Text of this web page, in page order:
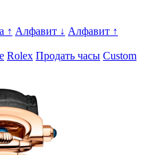
↑ Алфавит ↓ Алфавит ↑
Rolex Продать часы Custom